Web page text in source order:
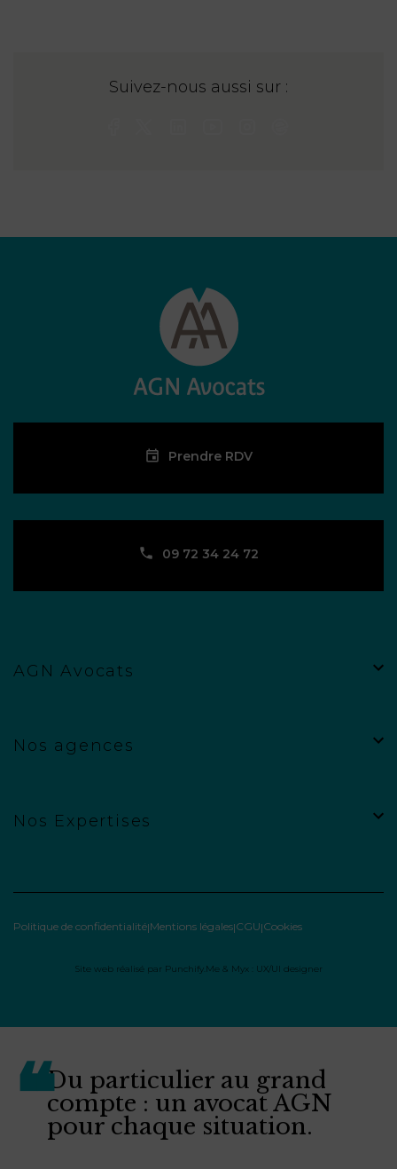
Suivez-nous aussi sur :
Prendre RDV
09 72 34 24 72
AGN Avocats
Nos agences
Nos Expertises
Politique de confidentialité Mentions légales CGU Cookies
Site web réalisé par Punchify.Me & Myx : UX/UI designer
Du particulier au grand
compte : un avocat AGN
pour chaque situation.